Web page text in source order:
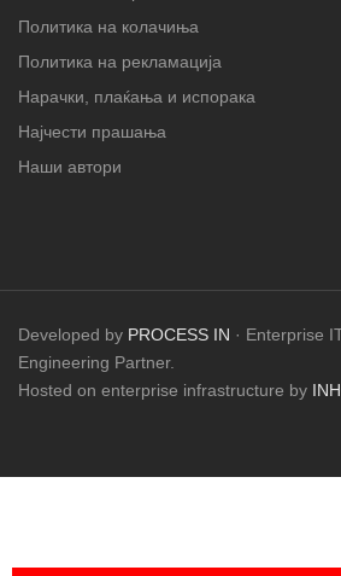
Политика на колачиња
Политика на рекламација
Нарачки, плаќања и испорака
Најчести прашања
Наши автори
Developed by PROCESS IN · Enterprise
Engineering Partner.
Hosted on enterprise infrastructure by